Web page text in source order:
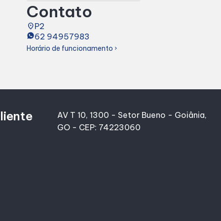
Contato
placeP2
62 94957983
Horário de funcionamento chevron_right
AV T 10, 1300 - Setor Bueno - Goiânia,
GO - CEP: 74223060